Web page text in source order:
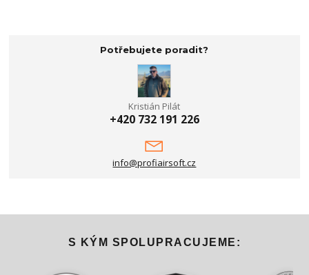
Potřebujete poradit?
Kristián Pilát
+420 732 191 226
info@profiairsoft.cz
S KÝM SPOLUPRACUJEME: